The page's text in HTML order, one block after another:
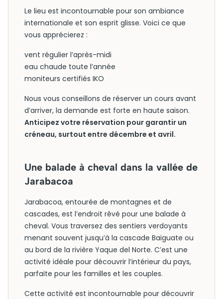
Le lieu est incontournable pour son ambiance
internationale et son esprit glisse. Voici ce que
vous apprécierez :
vent régulier l’après-midi
eau chaude toute l’année
moniteurs certifiés IKO
Nous vous conseillons de réserver un cours avant
d’arriver, la demande est forte en haute saison.
Anticipez votre réservation pour garantir un
créneau, surtout entre décembre et avril.
Une balade à cheval dans la vallée de
Jarabacoa
Jarabacoa, entourée de montagnes et de
cascades, est l’endroit rêvé pour une balade à
cheval. Vous traversez des sentiers verdoyants
menant souvent jusqu’à la cascade Baiguate ou
au bord de la rivière Yaque del Norte. C’est une
activité idéale pour découvrir l’intérieur du pays,
parfaite pour les familles et les couples.
Cette activité est incontournable pour découvrir